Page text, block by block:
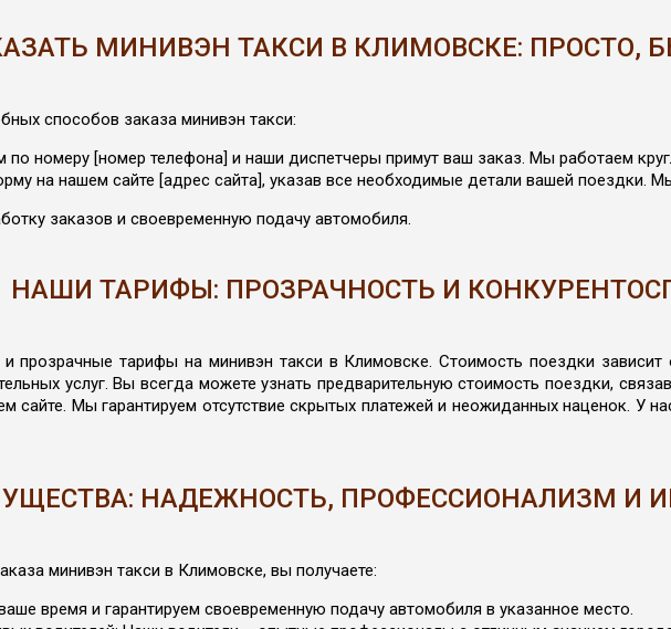
МИНИВЭН ТАКСИ В КЛИМОВСКЕ: ПРОСТО,
способов заказа минивэн такси:
по номеру [номер телефона] и наши диспетчеры примут ваш заказ. Мы работаем
на нашем сайте [адрес сайта], указав все необходимые детали вашей поездки.
заказов и своевременную подачу автомобиля.
НАШИ ТАРИФЫ: ПРОЗРАЧНОСТЬ И
прозрачные тарифы на минивэн такси в Климовске. Стоимость поездки зависит
услуг. Вы всегда можете узнать предварительную стоимость поездки,
сайте. Мы гарантируем отсутствие скрытых платежей и неожиданных наценок. У
НАДЕЖНОСТЬ, ПРОФЕССИОНАЛИЗМ И
минивэн такси в Климовске, вы получаете:
время и гарантируем своевременную подачу автомобиля в указанное место.